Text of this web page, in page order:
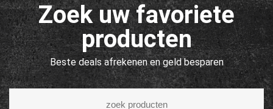
Zoek uw favoriete
producten
Beste deals afrekenen en geld besparen